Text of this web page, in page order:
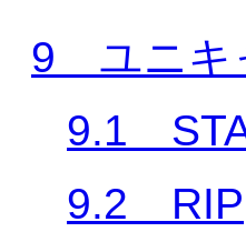
9 ユニキ
9.1
9.2 RIP